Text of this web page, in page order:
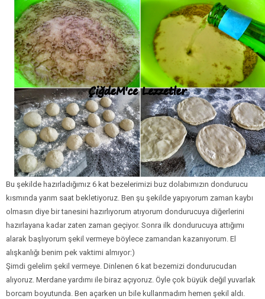
Bu şekilde hazırladığımız 6 kat bezelerimizi buz dolabımızın dondurucu
kısmında yarım saat bekletiyoruz. Ben şu şekilde yapıyorum zaman kaybı
olmasın diye bir tanesini hazırlıyorum atıyorum dondurucuya diğerlerini
hazırlayana kadar zaten zaman geçiyor. Sonra ilk dondurucuya attığımı
alarak başlıyorum şekil vermeye böylece zamandan kazanıyorum. El
alışkanlığı benim pek vaktimi almıyor:)
Şimdi gelelim şekil vermeye. Dinlenen 6 kat bezemizi dondurucudan
alıyoruz. Merdane yardımı ile biraz açıyoruz. Öyle çok büyük değil yuvarlak
borcam boyutunda. Ben açarken un bile kullanmadım hemen şekil aldı.